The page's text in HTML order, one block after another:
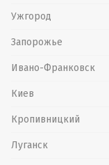
Ужгород
Запорожье
Ивано-Франковск
Киев
Кропивницкий
Луганск